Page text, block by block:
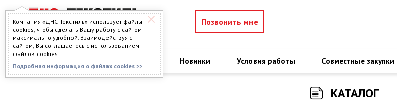
Компания «ДНС-Текстиль» использует файлы
cookies, чтобы сделать Вашу работу с сайтом
максимально удобной. Взаимодействуя с
сайтом, Вы соглашаетесь с использованием
файлов cookies.
Подробная информация о файлах cookies >>
Позвонить мне
КАТАЛОГ Новинки Условия работы Совместные закупки
КАТАЛОГ